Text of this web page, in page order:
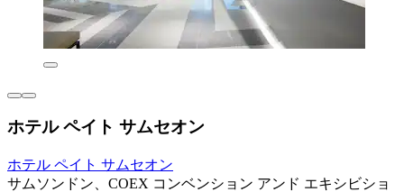
ホテル ペイト サムセオン
ホテル ペイト サムセオン
サムソンドン、COEX コンベンション アンド エキシビショ